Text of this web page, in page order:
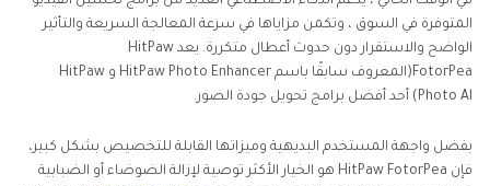
الاستنتاج
المتوفرة في السوق ، وتكمن مزاياها في سرعة المعالجة السريعة والتأثير
الواضح والاستقرار دون حدوث أعطال متكررة. يعد HitPaw
FotorPea(المعروف سابقًا باسم HitPaw Photo Enhancer و HitPaw
Photo Al) أحد أفضل برامج تحويل جودة الصور.
بفضل واجهة المستخدم البديهية وميزاتها القابلة للتخصيص بشكل كبير،
فإن HitPaw FotorPea هو الخيار الأكثر توصية لإزالة الضوضاء أو الضبابية